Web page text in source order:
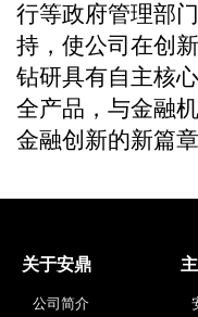
行等政府管理部
持，使公司在创
钻研具有自主核
全产品，与金融
金融创新的新篇章
关于安鼎
公司简介